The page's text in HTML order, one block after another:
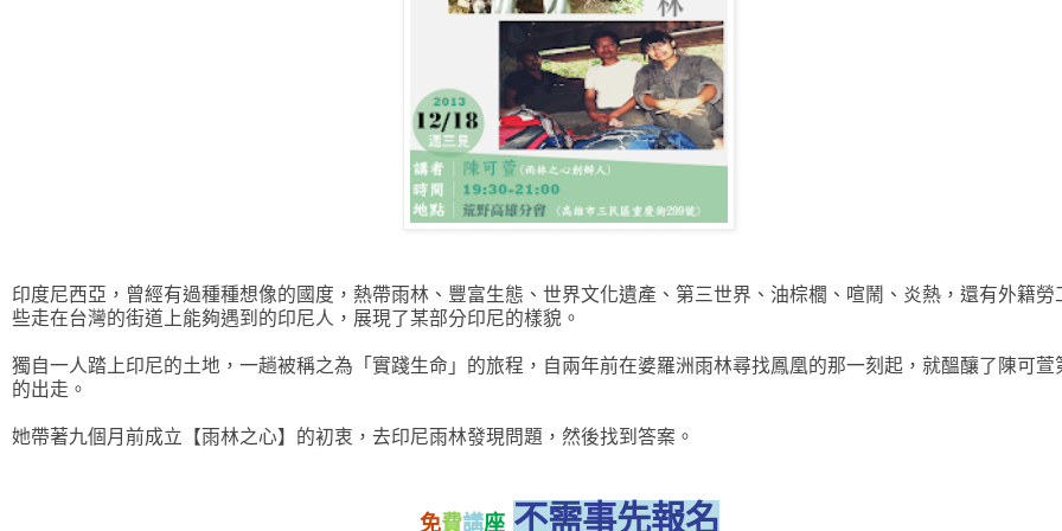
印度尼西亞，曾經有過種種想像的國度，熱帶雨林、豐富生態、世界文化遺產、第三世界、油棕櫚、喧鬧、炎熱，還有外籍勞
些走在台灣的街道上能夠遇到的印尼人，展現了某部分印尼的樣貌。
獨自一人踏上印尼的土地，一趟被稱之為「實踐生命」的旅程，自兩年前在婆羅洲雨林尋找鳳凰的那一刻起，就醞釀了陳可萱
的出走。
她帶著九個月前成立【雨林之心】的初衷，去印尼雨林發現問題，然後找到答案。
免費講座 不需事先報名